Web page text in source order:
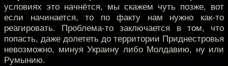
условиях это начнётся, мы скажем чуть позже, вот
если начинается, то по факту нам нужно как-то
реагировать. Проблема-то заключается в том, что
попасть, даже долететь до территории Приднестровья
невозможно, минуя Украину либо Молдавию, ну или
Румынию.